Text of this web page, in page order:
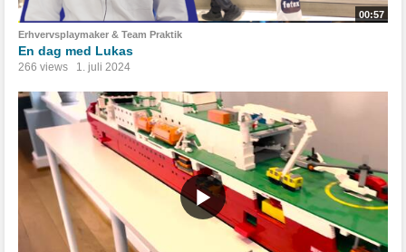
00:57
Erhvervsplaymaker & Team Praktik
En dag med Lukas
266 views 1. juli 2024